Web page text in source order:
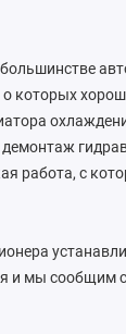
которых
демонтаж
работа, с
и мы сообщим